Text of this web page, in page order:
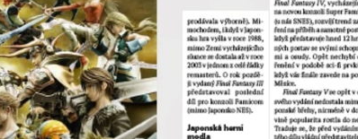
MAFIA
GTA 6
KINGDOM
COME: